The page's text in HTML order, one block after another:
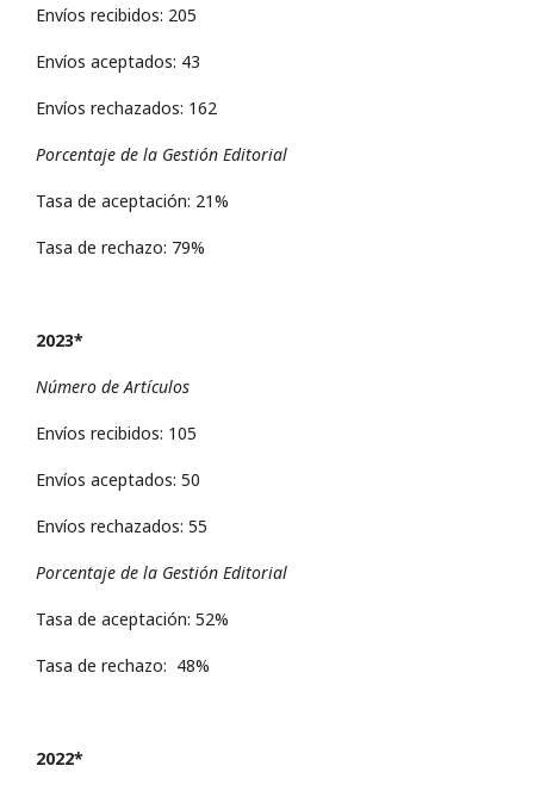
Envíos recibidos: 205
Envíos aceptados: 43
Envíos rechazados: 162
Porcentaje de la Gestión Editorial
Tasa de aceptación: 21%
Tasa de rechazo: 79%
2023*
Número de Artículos
Envíos recibidos: 105
Envíos aceptados: 50
Envíos rechazados: 55
Porcentaje de la Gestión Editorial
Tasa de aceptación: 52%
Tasa de rechazo: 48%
2022*